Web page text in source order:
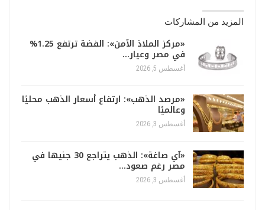
المزيد من المشاركات
«مركز الملاذ الآمن»: الفضة ترتفع 1.25%
في مصر وعيار…
أغسطس 5, 2026
«مرصد الذهب»: ارتفاع أسعار الذهب محليًا
وعالميًا
أغسطس 3, 2026
«آي صاغة»: الذهب يتراجع 30 جنيها في
مصر رغم صعود…
أغسطس 3, 2026